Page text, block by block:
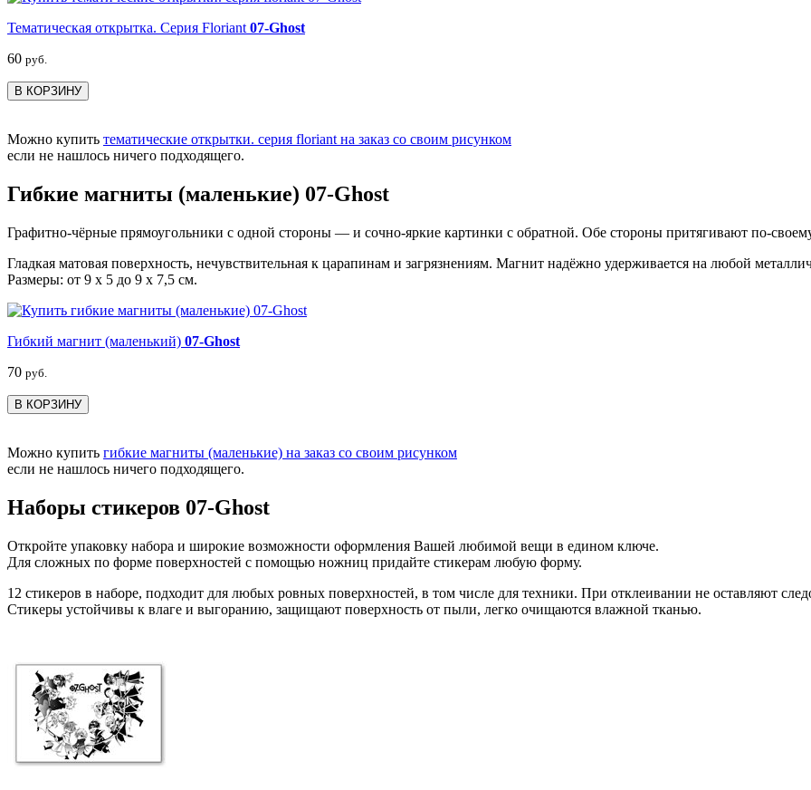
Тематическая открытка. Серия Floriant 07-Ghost
60 руб.
В КОРЗИНУ
Можно купить тематические открытки. серия floriant на заказ со своим рисунком
если не нашлось ничего подходящего.
Гибкие магниты (маленькие) 07-Ghost
Графитно-чёрные прямоугольники с одной стороны — и сочно-яркие картинки с обратной. Обе стороны притягивают по-
Гладкая матовая поверхность, нечувствительная к царапинам и загрязнениям. Магнит надёжно удерживается на любой
Размеры: от 9 х 5 до 9 х 7,5 см.
Гибкий магнит (маленький) 07-Ghost
70 руб.
В КОРЗИНУ
Можно купить гибкие магниты (маленькие) на заказ со своим рисунком
если не нашлось ничего подходящего.
Наборы стикеров 07-Ghost
Откройте упаковку набора и широкие возможности оформления Вашей любимой вещи в едином ключе.
Для сложных по форме поверхностей с помощью ножниц придайте стикерам любую форму.
12 стикеров в наборе, подходит для любых ровных поверхностей, в том числе для техники. При отклеивании не оставляют
Стикеры устойчивы к влаге и выгоранию, защищают поверхность от пыли, легко очищаются влажной тканью.